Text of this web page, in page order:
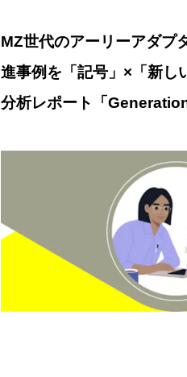
MZ世代のアーリーアダプ
進事例を「記号」×「新し
分析レポート「